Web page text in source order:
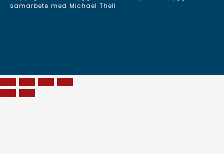
samarbete med Michael Thell